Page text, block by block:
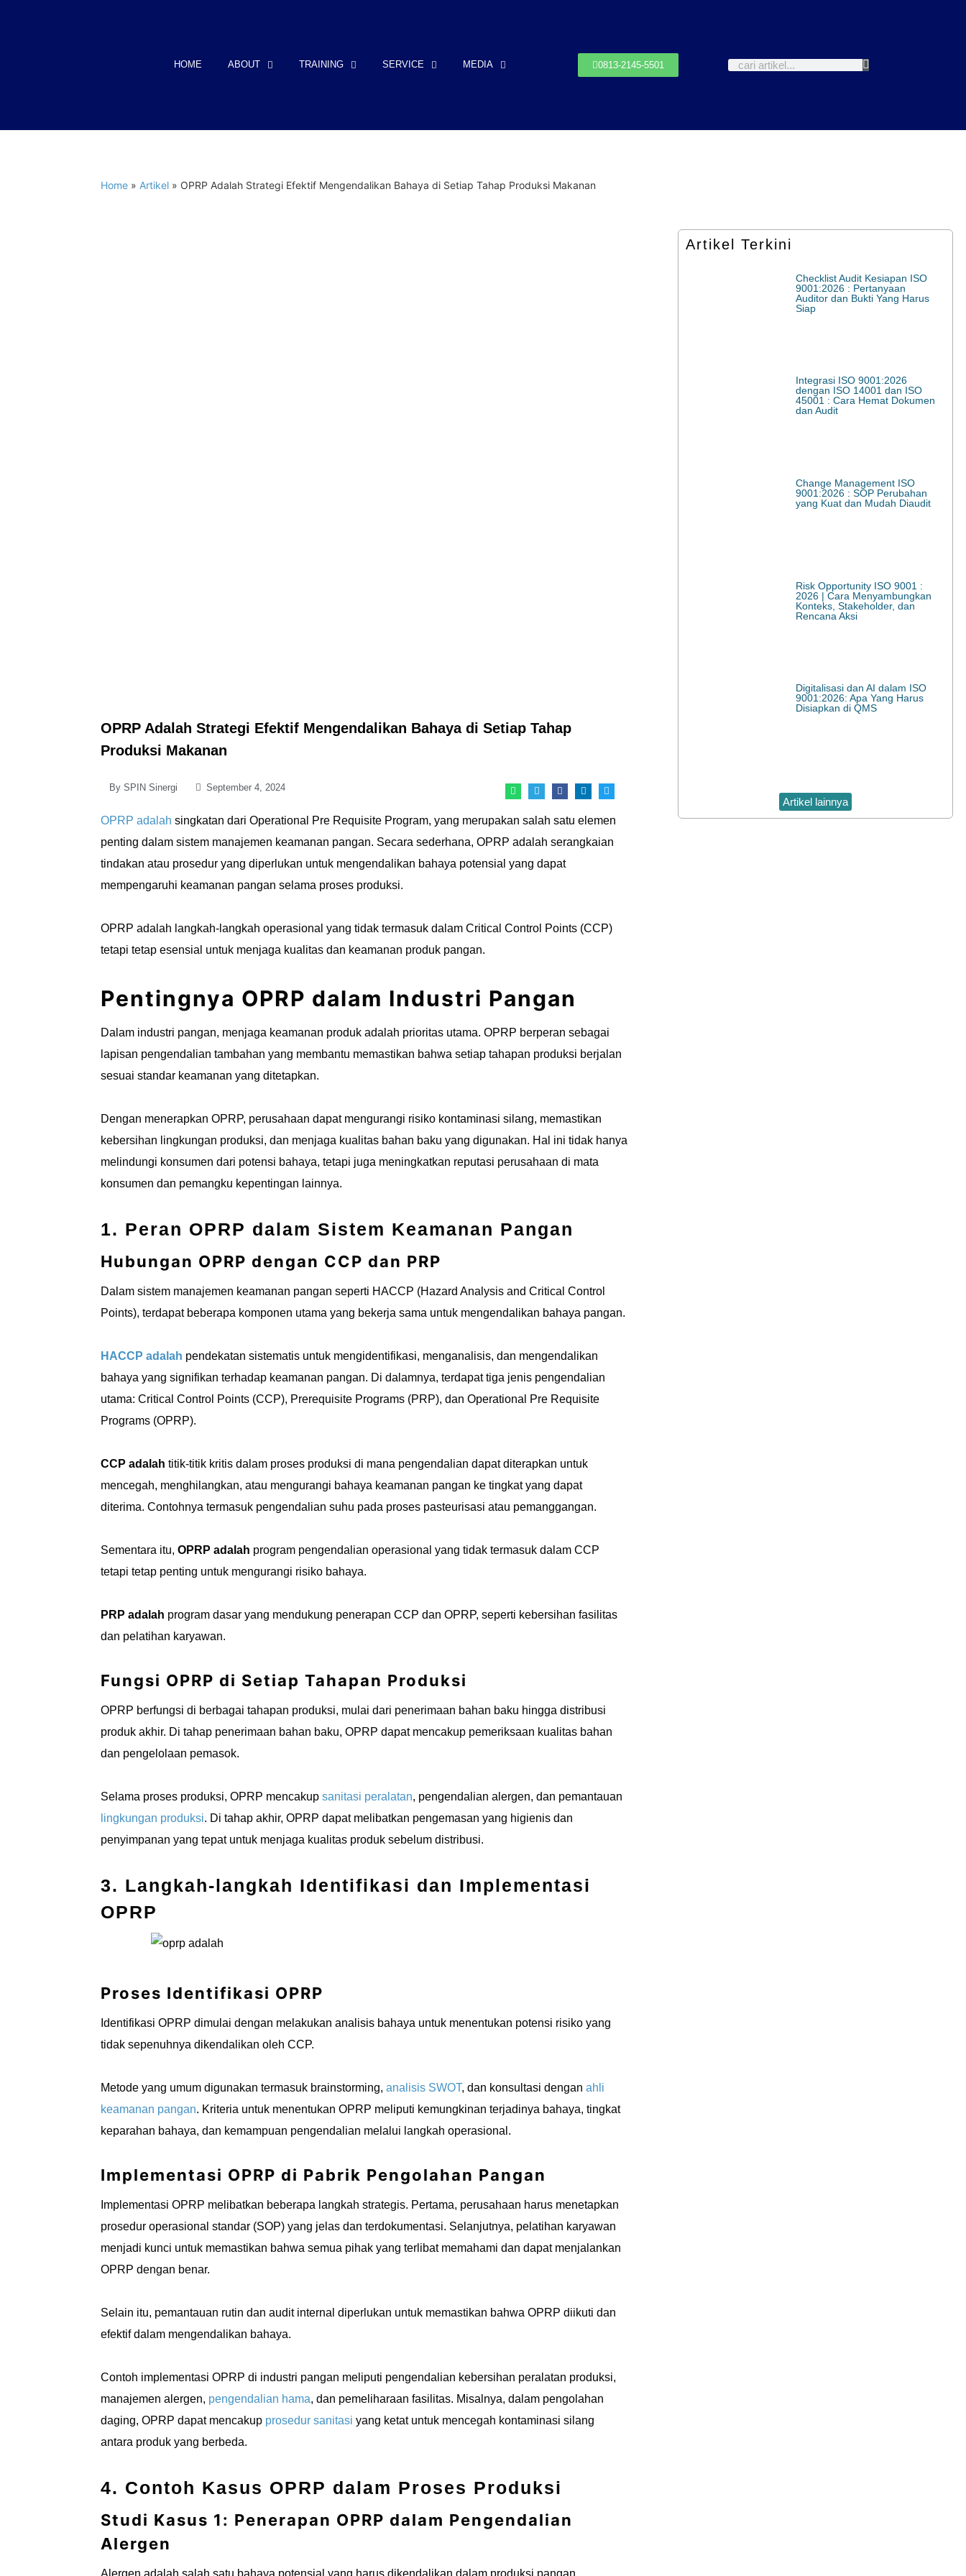
HOME ABOUT TRAINING SERVICE MEDIA 0813-2145-5501
Home » Artikel » OPRP Adalah Strategi Efektif Mengendalikan Bahaya di Setiap Tahap Produksi Makanan
OPRP Adalah Strategi Efektif Mengendalikan Bahaya di Setiap Tahap
Produksi Makanan
By SPIN Sinergi September 4, 2024
OPRP adalah singkatan dari Operational Pre Requisite Program, yang merupakan salah satu elemen
penting dalam sistem manajemen keamanan pangan. Secara sederhana, OPRP adalah serangkaian
tindakan atau prosedur yang diperlukan untuk mengendalikan bahaya potensial yang dapat
mempengaruhi keamanan pangan selama proses produksi.
OPRP adalah langkah-langkah operasional yang tidak termasuk dalam Critical Control Points (CCP)
tetapi tetap esensial untuk menjaga kualitas dan keamanan produk pangan.
Pentingnya OPRP dalam Industri Pangan
Dalam industri pangan, menjaga keamanan produk adalah prioritas utama. OPRP berperan sebagai
lapisan pengendalian tambahan yang membantu memastikan bahwa setiap tahapan produksi berjalan
sesuai standar keamanan yang ditetapkan.
Dengan menerapkan OPRP, perusahaan dapat mengurangi risiko kontaminasi silang, memastikan
kebersihan lingkungan produksi, dan menjaga kualitas bahan baku yang digunakan. Hal ini tidak hanya
melindungi konsumen dari potensi bahaya, tetapi juga meningkatkan reputasi perusahaan di mata
konsumen dan pemangku kepentingan lainnya.
1. Peran OPRP dalam Sistem Keamanan Pangan
Hubungan OPRP dengan CCP dan PRP
Dalam sistem manajemen keamanan pangan seperti HACCP (Hazard Analysis and Critical Control
Points), terdapat beberapa komponen utama yang bekerja sama untuk mengendalikan bahaya pangan.
HACCP adalah pendekatan sistematis untuk mengidentifikasi, menganalisis, dan mengendalikan
bahaya yang signifikan terhadap keamanan pangan. Di dalamnya, terdapat tiga jenis pengendalian
utama: Critical Control Points (CCP), Prerequisite Programs (PRP), dan Operational Pre Requisite
Programs (OPRP).
CCP adalah titik-titik kritis dalam proses produksi di mana pengendalian dapat diterapkan untuk
mencegah, menghilangkan, atau mengurangi bahaya keamanan pangan ke tingkat yang dapat
diterima. Contohnya termasuk pengendalian suhu pada proses pasteurisasi atau pemanggangan.
Sementara itu, OPRP adalah program pengendalian operasional yang tidak termasuk dalam CCP
tetapi tetap penting untuk mengurangi risiko bahaya.
PRP adalah program dasar yang mendukung penerapan CCP dan OPRP, seperti kebersihan fasilitas
dan pelatihan karyawan.
Fungsi OPRP di Setiap Tahapan Produksi
OPRP berfungsi di berbagai tahapan produksi, mulai dari penerimaan bahan baku hingga distribusi
produk akhir. Di tahap penerimaan bahan baku, OPRP dapat mencakup pemeriksaan kualitas bahan
dan pengelolaan pemasok.
Selama proses produksi, OPRP mencakup sanitasi peralatan, pengendalian alergen, dan pemantauan
lingkungan produksi. Di tahap akhir, OPRP dapat melibatkan pengemasan yang higienis dan
penyimpanan yang tepat untuk menjaga kualitas produk sebelum distribusi.
3. Langkah-langkah Identifikasi dan Implementasi
OPRP
Proses Identifikasi OPRP
Identifikasi OPRP dimulai dengan melakukan analisis bahaya untuk menentukan potensi risiko yang
tidak sepenuhnya dikendalikan oleh CCP.
Metode yang umum digunakan termasuk brainstorming, analisis SWOT, dan konsultasi dengan ahli
keamanan pangan. Kriteria untuk menentukan OPRP meliputi kemungkinan terjadinya bahaya, tingkat
keparahan bahaya, dan kemampuan pengendalian melalui langkah operasional.
Implementasi OPRP di Pabrik Pengolahan Pangan
Implementasi OPRP melibatkan beberapa langkah strategis. Pertama, perusahaan harus menetapkan
prosedur operasional standar (SOP) yang jelas dan terdokumentasi. Selanjutnya, pelatihan karyawan
menjadi kunci untuk memastikan bahwa semua pihak yang terlibat memahami dan dapat menjalankan
OPRP dengan benar.
Selain itu, pemantauan rutin dan audit internal diperlukan untuk memastikan bahwa OPRP diikuti dan
efektif dalam mengendalikan bahaya.
Contoh implementasi OPRP di industri pangan meliputi pengendalian kebersihan peralatan produksi,
manajemen alergen, pengendalian hama, dan pemeliharaan fasilitas. Misalnya, dalam pengolahan
daging, OPRP dapat mencakup prosedur sanitasi yang ketat untuk mencegah kontaminasi silang
antara produk yang berbeda.
4. Contoh Kasus OPRP dalam Proses Produksi
Studi Kasus 1: Penerapan OPRP dalam Pengendalian
Alergen
Alergen adalah salah satu bahaya potensial yang harus dikendalikan dalam produksi pangan.
Artikel Terkini
Checklist Audit Kesiapan ISO
9001:2026 : Pertanyaan
Auditor dan Bukti Yang Harus
Siap
Integrasi ISO 9001:2026
dengan ISO 14001 dan ISO
45001 : Cara Hemat Dokumen
dan Audit
Change Management ISO
9001:2026 : SOP Perubahan
yang Kuat dan Mudah Diaudit
Risk Opportunity ISO 9001 :
2026 | Cara Menyambungkan
Konteks, Stakeholder, dan
Rencana Aksi
Digitalisasi dan AI dalam ISO
9001:2026: Apa Yang Harus
Disiapkan di QMS
Artikel lainnya